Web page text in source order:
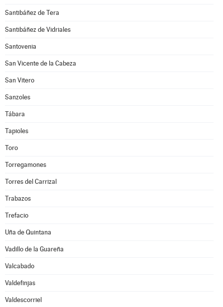
Santibáñez de Tera
Santibáñez de Vidriales
Santovenia
San Vicente de la Cabeza
San Vitero
Sanzoles
Tábara
Tapioles
Toro
Torregamones
Torres del Carrizal
Trabazos
Trefacio
Uña de Quintana
Vadillo de la Guareña
Valcabado
Valdefinjas
Valdescorriel